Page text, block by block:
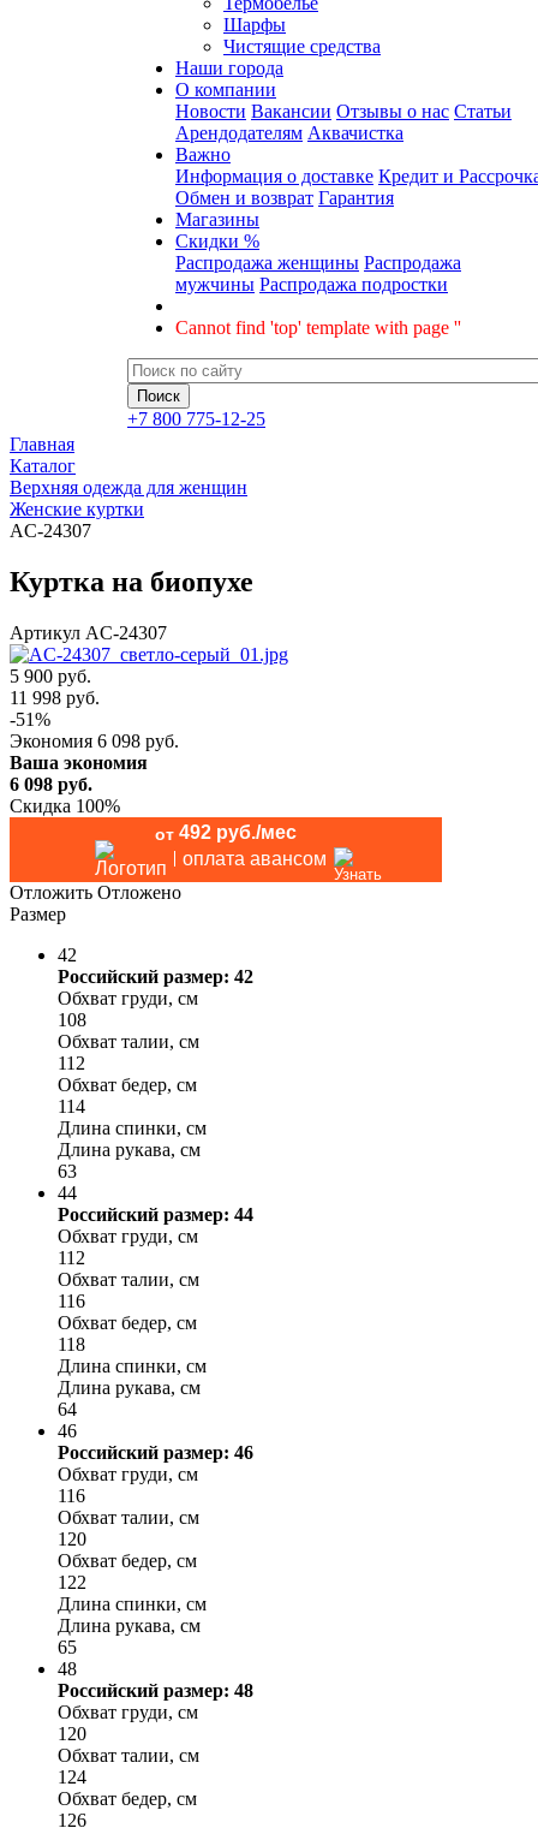
Шарфы
Чистящие средства
Наши города
О компании
Новости Вакансии Отзывы о нас Статьи
Арендодателям Аквачистка
Важно
Информация о доставке Кредит и
Обмен и возврат Гарантия
Магазины
Скидки %
Распродажа женщины Распродажа
мужчины Распродажа подростки
Cannot find 'top' template with page ''
+7 800 775-12-25
Главная
Каталог
Верхняя одежда для женщин
Женские куртки
AC-24307
Куртка на биопухе
Артикул AC-24307
5 900 руб.
11 998 руб.
-51%
Экономия 6 098 руб.
Ваша экономия
6 098 руб.
Скидка 100%
от 492 руб./мес
оплата авансом
Отложить Отложено
Размер
42
Российский размер: 42
Обхват груди, см
108
Обхват талии, см
112
Обхват бедер, см
114
Длина спинки, см
Длина рукава, см
63
44
Российский размер: 44
Обхват груди, см
112
Обхват талии, см
116
Обхват бедер, см
118
Длина спинки, см
Длина рукава, см
64
46
Российский размер: 46
Обхват груди, см
116
Обхват талии, см
120
Обхват бедер, см
122
Длина спинки, см
Длина рукава, см
65
48
Российский размер: 48
Обхват груди, см
120
Обхват талии, см
124
Обхват бедер, см
126